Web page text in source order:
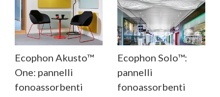
Ecophon Akusto™
One: pannelli
fonoassorbenti
Ecophon Solo™:
pannelli
fonoassorbenti